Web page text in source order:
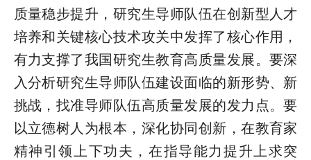
质量稳步提升，研究生导师队伍在创新型人才
培养和关键核心技术攻关中发挥了核心作用，
有力支撑了我国研究生教育高质量发展。要深
入分析研究生导师队伍建设面临的新形势、新
挑战，找准导师队伍高质量发展的发力点。要
以立德树人为根本，深化协同创新，在教育家
精神引领上下功夫，在指导能力提升上求突